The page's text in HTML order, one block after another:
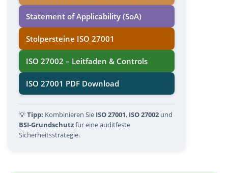
Statement of Applicability (SoA)
Stolpersteine ISO 27001
ISO 27002 – Leitfaden & Controls
ISO 27001 PDF Download
💡Tipp: Kombinieren Sie ISO 27001, ISO 27002 und
BSI-Grundschutzfür eine auditfeste
Sicherheitsstrategie.